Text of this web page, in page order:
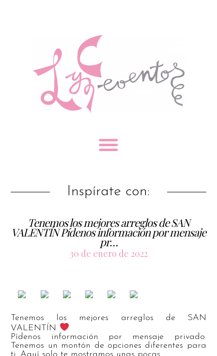
Inspírate con:
Tenemos los mejores arreglos de SAN
VALENTÍN Pídenos información por mensaje
pr…
30 de enero de 2022
Tenemos los mejores arreglos de SAN
VALENTÍN
Pídenos información por mensaje privado.
Tenemos un montón de opciones diferentes para